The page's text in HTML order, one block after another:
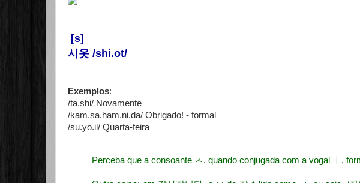
[s]
시옷 /shi.ot/
Exemplos:
/ta.shi/ Novamente
/kam.sa.ham.ni.da/ Obrigado! - formal
/su.yo.il/ Quarta-feira
Perceba que a consoante ㅅ, quando conjugada com a vogal ㅣ,